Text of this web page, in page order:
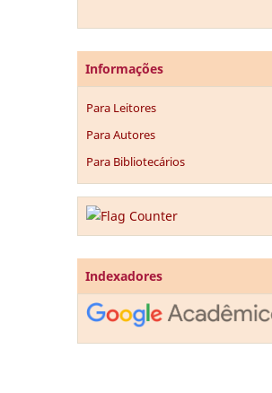
Informações
Para Leitores
Para Autores
Para Bibliotecários
Indexadores